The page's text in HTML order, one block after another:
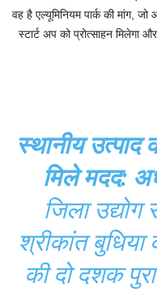
वह है एल्यूमिनियम पार्क की मांग, जो
स्टार्ट अप को प्रोत्साहन मिलेगा
स्थानीय उत्पाद
मिले मदद:
जिला
श्रीकांत
की दो दशक